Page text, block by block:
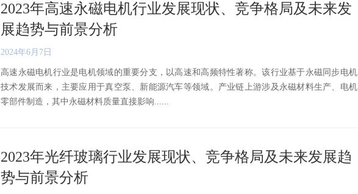
2023年高速永磁电机行业发展现状、竞争格局及未来发
展趋势与前景分析
2024年6月7日
高速永磁电机行业是电机领域的重要分支，以高速和高频特性著称。该行业基于永磁同步电机
技术发展而来，主要应用于真空泵、新能源汽车等领域。产业链上游涉及永磁材料生产、电机
零部件制造，其中永磁材料质量直接影响......
2023年光纤玻璃行业发展现状、竞争格局及未来发展趋
势与前景分析